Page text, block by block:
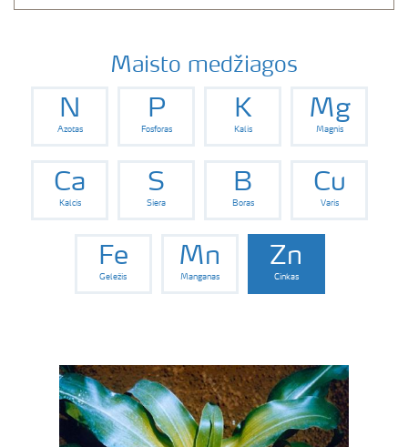
Maisto medžiagos
N
Azotas
P
Fosforas
K
Kalis
Mg
Magnis
Ca
Kalcis
S
Siera
B
Boras
Cu
Varis
Fe
Geležis
Mn
Manganas
Zn
Cinkas